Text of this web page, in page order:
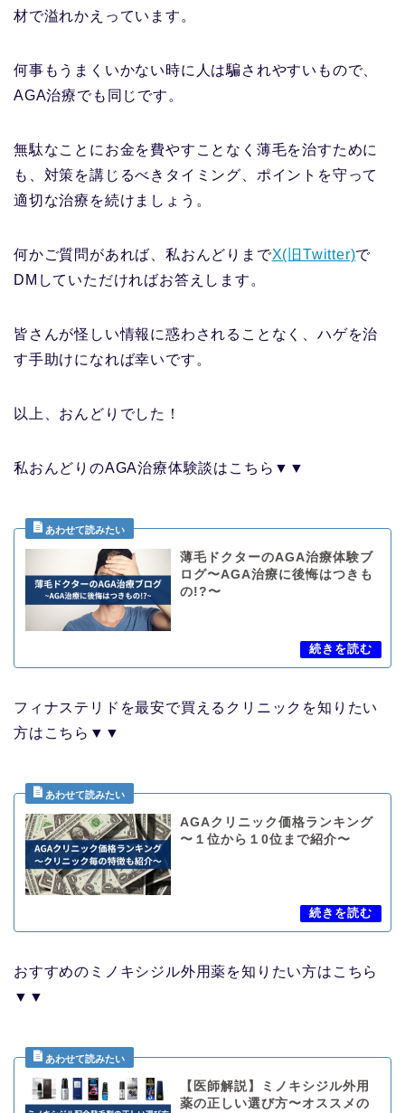
材で溢れかえっています。
何事もうまくいかない時に人は騙されやすいもので、
AGA治療でも同じです。
無駄なことにお金を費やすことなく薄毛を治すために
も、対策を講じるべきタイミング、ポイントを守って
適切な治療を続けましょう。
何かご質問があれば、私おんどりまでX(旧Twitter)で
DMしていただければお答えします。
皆さんが怪しい情報に惑わされることなく、ハゲを治
す手助けになれば幸いです。
以上、おんどりでした！
私おんどりのAGA治療体験談はこちら▼▼
薄毛ドクターのAGA治療体験ブ
ログ〜AGA治療に後悔はつきも
の!?〜
フィナステリドを最安で買えるクリニックを知りたい
方はこちら▼▼
AGAクリニック価格ランキング
〜１位から１0位まで紹介〜
おすすめのミノキシジル外用薬を知りたい方はこちら
▼▼
【医師解説】ミノキシジル外用
薬の正しい選び方〜オススメの